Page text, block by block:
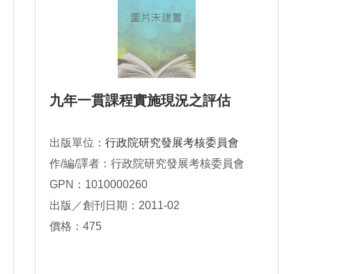
九年一貫課程實施現況之評估
出版單位： 行政院研究發展考核委員會
作/編/譯者：行政院研究發展考核委員會
GPN：1010000260
出版／創刊日期：2011-02
價格：475